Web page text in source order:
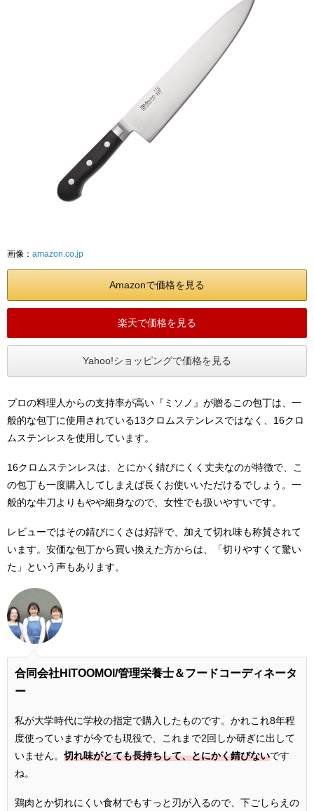
画像： amazon.co.jp
Amazonで価格を見る
楽天で価格を見る
Yahoo!ショッピングで価格を見る
プロの料理人からの支持率が高い『ミソノ』が贈るこの包丁は、一
般的な包丁に使用されている13クロムステンレスではなく、16クロ
ムステンレスを使用しています。
16クロムステンレスは、とにかく錆びにくく丈夫なのが特徴で、こ
の包丁も一度購入してしまえば長くお使いいただけるでしょう。一
般的な牛刀よりもやや細身なので、女性でも扱いやすいです。
レビューではその錆びにくさは好評で、加えて切れ味も称賛されて
います。安価な包丁から買い換えた方からは、「切りやすくて驚い
た」という声もあります。
合同会社HITOOMOI/管理栄養士＆フードコーディネータ
ー
私が大学時代に学校の指定で購入したものです。かれこれ8年程
度使っていますが今でも現役で、これまで2回しか研ぎに出して
いません。 切れ味がとても長持ちして、とにかく錆びないです
ね。
鶏肉とか切れにくい食材でもすっと刃が入るので、下ごしらえの